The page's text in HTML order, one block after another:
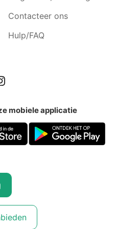
Contacteer ons
Hulp/FAQ
mobiele applicatie